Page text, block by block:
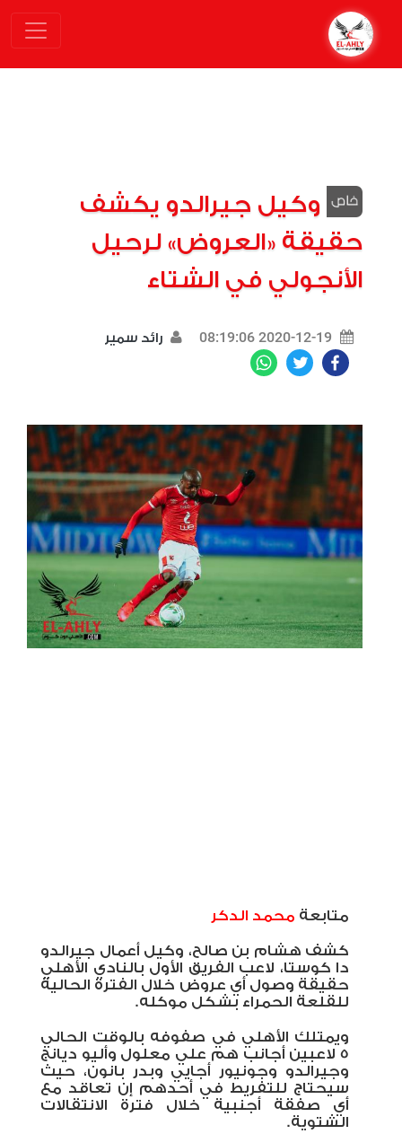
وكيل جيرالدو يكشف
حقيقة «العروض» لرحيل
الأنجولي في الشتاء
2020-12-19 08:19:06 رائد سمير
Facebook
Twitter
متابعة محمد الدكر
كشف هشام بن صالح، وكيل أعمال جيرالدو
دا كوستا، لاعب الفريق الأول بالنادي الأهلي
حقيقة وصول أي عروض خلال الفترة الحالية
للقلعة الحمراء بشكل موكله.
ويمتلك الأهلي في صفوفه بالوقت الحالي
5 لاعبين أجانب هم علي معلول وأليو ديانج
وجيرالدو وجونيور أجايي وبدر بانون، حيث
سيحتاج للتفريط في أحدهم إن تعاقد مع
أي صفقة أجنبية خلال فترة الانتقالات
الشتوية.